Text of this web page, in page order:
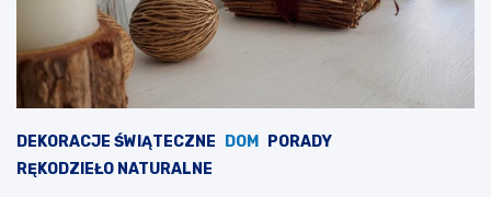
DEKORACJE ŚWIĄTECZNE DOM
PORADY
RĘKODZIEŁO NATURALNE